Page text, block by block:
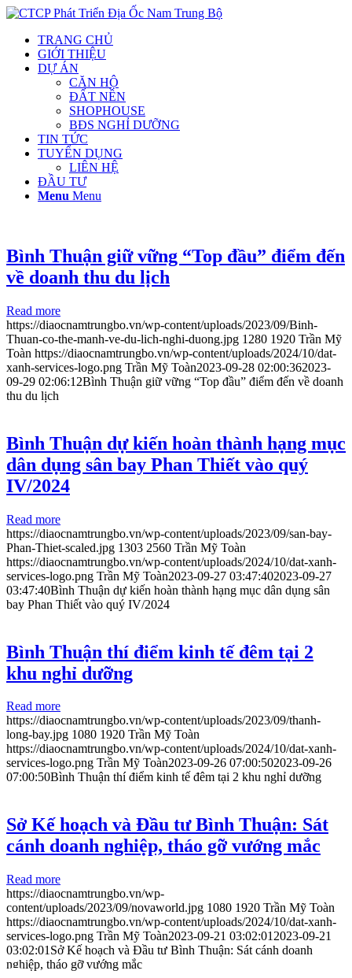
TRANG CHỦ
GIỚI THIỆU
DỰ ÁN
CĂN HỘ
ĐẤT NỀN
SHOPHOUSE
BĐS NGHỈ DƯỠNG
TIN TỨC
TUYỂN DỤNG
LIÊN HỆ
ĐẦU TƯ
Menu Menu
Bình Thuận giữ vững “Top đầu” điểm đến
về doanh thu du lịch
Read more
https://diaocnamtrungbo.vn/wp-content/uploads/2023/09/Binh-
Thuan-co-the-manh-ve-du-lich-nghi-duong.jpg 1280 1920 Trần Mỹ
Toàn https://diaocnamtrungbo.vn/wp-content/uploads/2024/10/dat-
xanh-services-logo.png Trần Mỹ Toàn2023-09-28 02:00:362023-
09-29 02:06:12Bình Thuận giữ vững “Top đầu” điểm đến về doanh
thu du lịch
Bình Thuận dự kiến hoàn thành hạng mục
dân dụng sân bay Phan Thiết vào quý
IV/2024
Read more
https://diaocnamtrungbo.vn/wp-content/uploads/2023/09/san-bay-
Phan-Thiet-scaled.jpg 1303 2560 Trần Mỹ Toàn
https://diaocnamtrungbo.vn/wp-content/uploads/2024/10/dat-xanh-
services-logo.png Trần Mỹ Toàn2023-09-27 03:47:402023-09-27
03:47:40Bình Thuận dự kiến hoàn thành hạng mục dân dụng sân
bay Phan Thiết vào quý IV/2024
Bình Thuận thí điểm kinh tế đêm tại 2
khu nghỉ dưỡng
Read more
https://diaocnamtrungbo.vn/wp-content/uploads/2023/09/thanh-
long-bay.jpg 1080 1920 Trần Mỹ Toàn
https://diaocnamtrungbo.vn/wp-content/uploads/2024/10/dat-xanh-
services-logo.png Trần Mỹ Toàn2023-09-26 07:00:502023-09-26
07:00:50Bình Thuận thí điểm kinh tế đêm tại 2 khu nghỉ dưỡng
Sở Kế hoạch và Đầu tư Bình Thuận: Sát
cánh doanh nghiệp, tháo gỡ vướng mắc
Read more
https://diaocnamtrungbo.vn/wp-
content/uploads/2023/09/novaworld.jpg 1080 1920 Trần Mỹ Toàn
https://diaocnamtrungbo.vn/wp-content/uploads/2024/10/dat-xanh-
services-logo.png Trần Mỹ Toàn2023-09-21 03:02:01 2023-09-21
03:02:01 Sở Kế hoạch và Đầu tư Bình Thuận: Sát cánh doanh
nghiệp, tháo gỡ vướng mắc